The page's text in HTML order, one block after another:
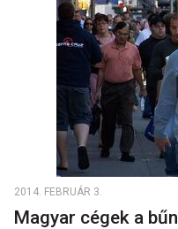
2014. FEBRUÁR 3.
Magyar cégek a